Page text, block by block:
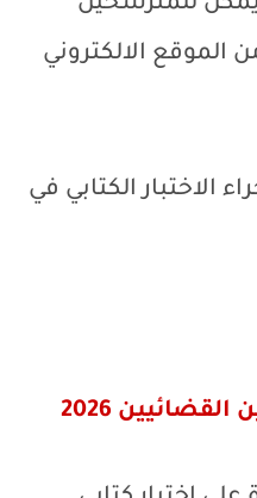
الموقع الالكتروني
الاختبار الكتابي في
2026